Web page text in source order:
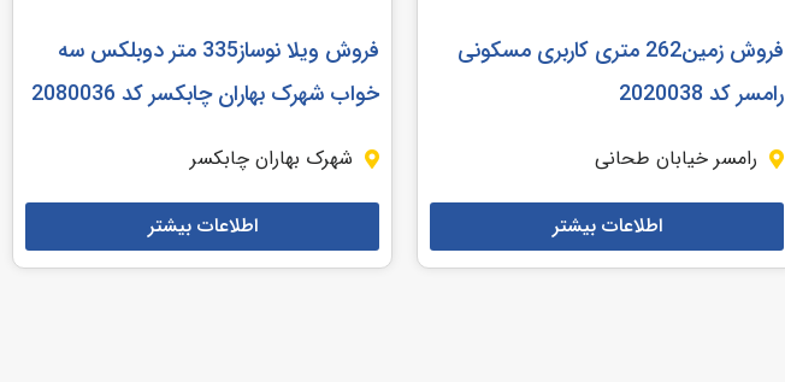
فروش زمین262 متری کاربری مسکونی
رامسر کد 2020038
رامسر خیابان طحانی
اطلاعات بیشتر
فروش ویلا نوساز335 متر دوبلکس سه
خواب شهرک بهاران چابکسر کد 2080036
شهرک بهاران چابکسر
اطلاعات بیشتر